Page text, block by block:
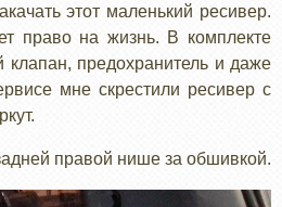
этот маленький ресивер.
право на жизнь. В комплекте
клапан, предохранитель и даже
мне скрестили ресивер с
правой нише за обшивкой.